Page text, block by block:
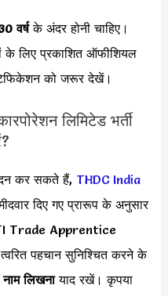
वर्षके अंदर होनी चाहिए।
के लिए प्रकाशित ऑफीशियल
को जरूर देखें।
लिमिटेड भर्ती
कर सकते हैं, THDC India
दिए गए प्रारूप के अनुसार
Trade Apprentice
पहचान सुनिश्चित करने के
लिखनायाद रखें। कृपया